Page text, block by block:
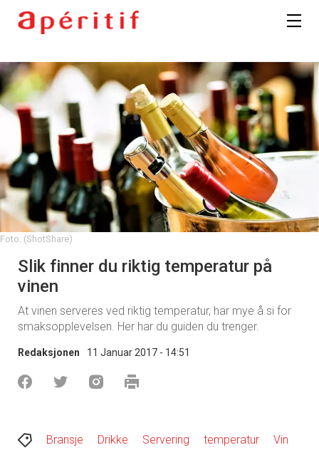
Foto: (ShotShare)
Slik finner du riktig temperatur på
vinen
At vinen serveres ved riktig temperatur, har mye å si for
smaksopplevelsen. Her har du guiden du trenger.
Redaksjonen 11 Januar 2017 - 14:51
Bransje Drikke Servering temperatur Vin